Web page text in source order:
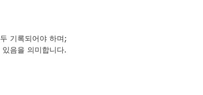
기록되어야 하며;
음을 의미합니다.